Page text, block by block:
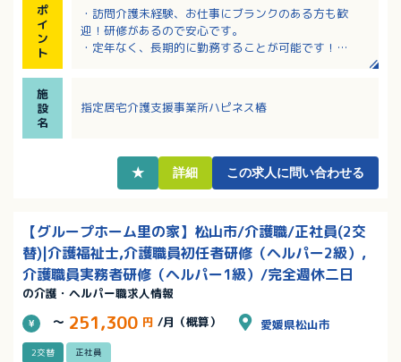
ポ
イ
ン
ト
・訪問介護未経験、お仕事にブランクのある方も歓
迎！研修があるので安心です。
・定年なく、長期的に勤務することが可能です！
・資格手当、会議手当、土日祝・17時以降・年末年始
手当など、各種手当充実！
施
設
名
指定居宅介護支援事業所ハピネス椿
★ 詳細 この求人に問い合わせる
【グループホーム里の家】松山市/介護職/正社員(2交
替)|介護福祉士,介護職員初任者研修（ヘルパー2級）,
介護職員実務者研修（ヘルパー1級）/完全週休二日
の介護・ヘルパー職求人情報
～ 251,300 円 /月（概算） 愛媛県松山市
2交替 正社員